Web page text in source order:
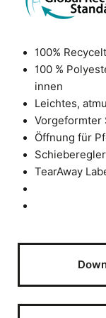
100%
100 %
innen
Leichtes,
Vorgeformter
Öffnung für
TearAway